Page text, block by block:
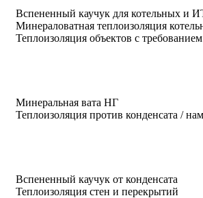
Вспененный каучук для котельных и
Минераловатная теплоизоляция
Теплоизоляция объектов с
Минеральная вата НГ
Теплоизоляция против конденсата /
Вспененный каучук от конденсата
Теплоизоляция стен и перекрытий